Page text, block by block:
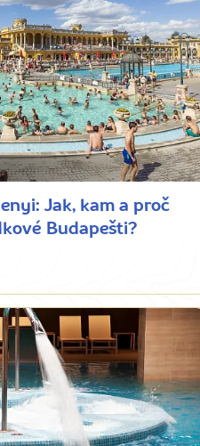
Jak, kam a proč
Budapešti?